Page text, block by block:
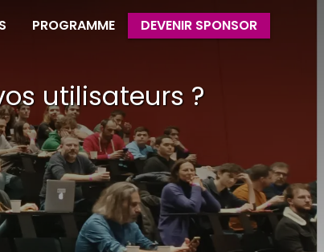
PROGRAMME DEVENIR SPONSOR
utilisateurs ?